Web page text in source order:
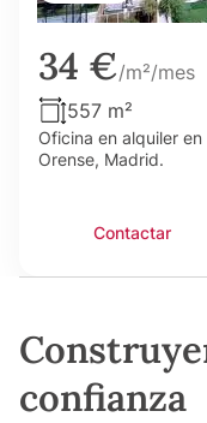
34 €/m²/mes
557 m²
Oficina en alquiler
Orense, Madrid.
Contactar
confianza